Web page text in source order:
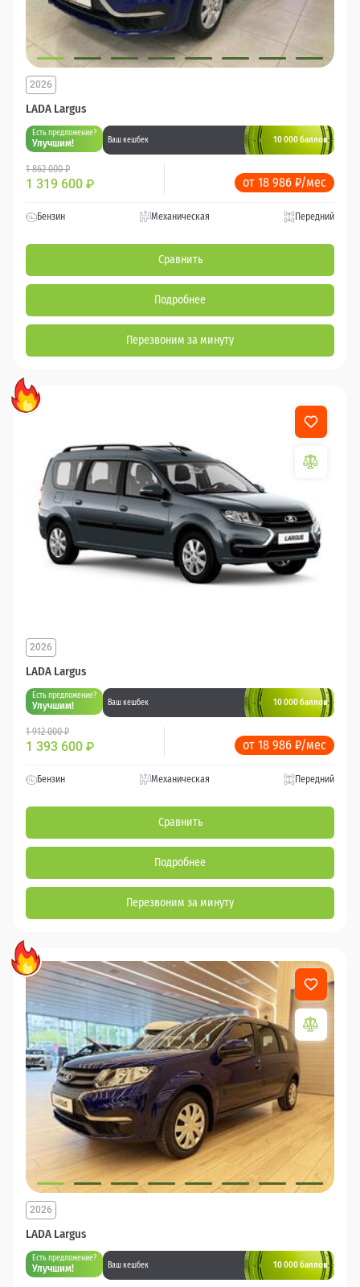
LADA Largus
2026
Есть предложение?
Улучшим! Ваш кешбек 10 000 баллов
1 862 000 ₽
1 319 600 ₽ от 18 986 ₽/мес
Бензин Механическая Передний
Сравнить
Подробнее
Перезвоним за минуту
LADA Largus
2026
Есть предложение?
Улучшим! Ваш кешбек 10 000 баллов
1 912 000 ₽
1 393 600 ₽ от 18 986 ₽/мес
Бензин Механическая Передний
Сравнить
Подробнее
Перезвоним за минуту
LADA Largus
2026
Есть предложение?
Улучшим! Ваш кешбек 10 000 баллов